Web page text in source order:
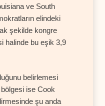
ve South
elindeki
şekilde kongre
halinde bu eşik 3,9
belirlemesi
ise Cook
şu anda